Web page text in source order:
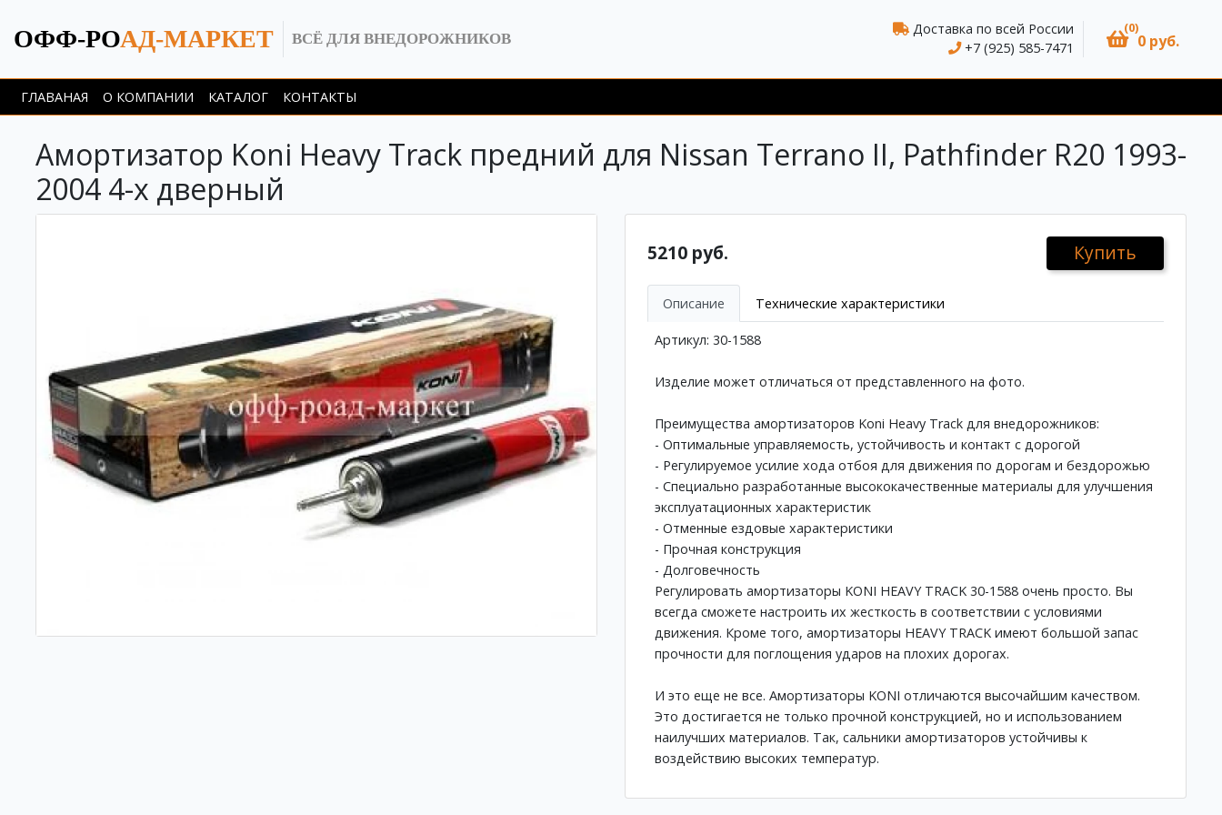
ОФФ-РОАД-МАРКЕТ ВСЁ ДЛЯ ВНЕДОРОЖНИКОВ
Доставка по всей России
+7 (925) 585-7471
(0)
0 руб.
ГЛАВАНАЯ О КОМПАНИИ КАТАЛОГ КОНТАКТЫ
Амортизатор Koni Heavy Track предний для Nissan Terrano II, Pathfinder R20 1993-
2004 4-х дверный
5210 руб. Купить
Описание Технические характеристики
Артикул: 30-1588
Изделие может отличаться от представленного на фото.
Преимущества амортизаторов Koni Heavy Track для внедорожников:
- Оптимальные управляемость, устойчивость и контакт с дорогой
- Регулируемое усилие хода отбоя для движения по дорогам и бездорожью
- Специально разработанные высококачественные материалы для улучшения
эксплуатационных характеристик
- Отменные ездовые характеристики
- Прочная конструкция
- Долговечность
Регулировать амортизаторы KONI HEAVY TRACK 30-1588 очень просто. Вы
всегда сможете настроить их жесткость в соответствии с условиями
движения. Кроме того, амортизаторы HEAVY TRACK имеют большой запас
прочности для поглощения ударов на плохих дорогах.
И это еще не все. Амортизаторы KONI отличаются высочайшим качеством.
Это достигается не только прочной конструкцией, но и использованием
наилучших материалов. Так, сальники амортизаторов устойчивы к
воздействию высоких температур.